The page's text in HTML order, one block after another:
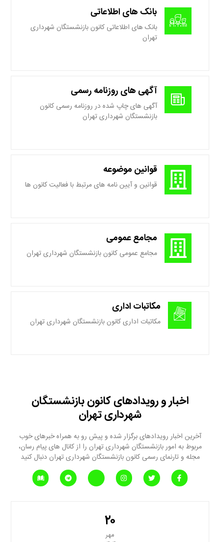
بانک های اطلاعاتی
بانک های اطلاعاتی کانون بازنشستگان شهرداری
تهران
آگهی های روزنامه رسمی
آگهی های چاپ شده در روزنامه رسمی کانون
بازنشستگان شهرداری تهران
قوانین موضوعه
قوانین و آیین نامه های مرتبط با فعالیت کانون ها
مجامع عمومی
مجامع عمومی کانون بازنشستگان شهرداری تهران
مکاتبات اداری
مکاتبات اداری کانون بازنشستگان شهرداری تهران
اخبار و رویدادهای کانون بازنشستگان
شهرداری تهران
آخرین اخبار رویدادهای برگزار شده و پیش رو به همراه خبرهای خوب
مربوط به امور بازنشستگان شهرداری تهران را از کانال های پیام رسان،
مجله و تارنمای رسمی کانون بازنشستگان شهرداری تهران دنبال کنید
۲۰
مهر